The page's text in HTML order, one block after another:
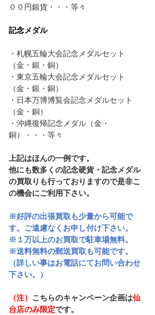
００円銀貨・・・等々
記念メダル
・札幌五輪大会記念メダルセット
（金・銀・銅）
・東京五輪大会記念メダルセット
（金・銀・銅）
・日本万博博覧会記念メダルセット
（金・銅）
・沖縄復帰記念メダル（金・
銅）・・・等々
上記はほんの一例です。
他にも数多くの記念硬貨・記念メダル
の買取りも行っておりますので是非こ
の機会にご利用下さい。
※好評の出張買取も少量から可能で
す。ご遠慮なくお申し付け下さい。
※１万以上のお買取で駐車場無料。
※送料無料の郵送買取も可能です。
（詳しい事はお電話にてお問い合わせ
下さい。）
（注） こちらのキャンペーン企画は仙
台店のみ限定です。